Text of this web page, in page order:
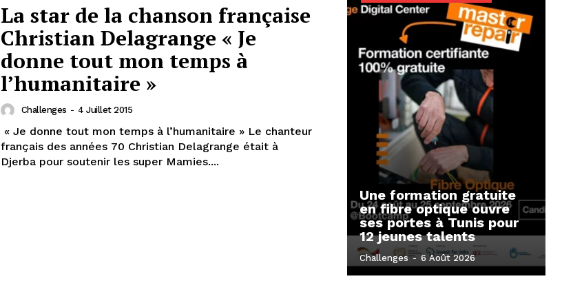
La star de la chanson française
Christian Delagrange « Je
donne tout mon temps à
l’humanitaire »
Challenges - 4 Juillet 2015
« Je donne tout mon temps à l’humanitaire » Le chanteur
français des années 70 Christian Delagrange était à
Djerba pour soutenir les super Mamies....
Une formation gratuite
en fibre optique ouvre
ses portes à Tunis pour
12 jeunes talents
Challenges - 6 Août 2026